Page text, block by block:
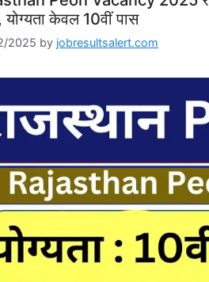
योग्यता केवल 10वीं पास
2025 by jobresultsalert.com